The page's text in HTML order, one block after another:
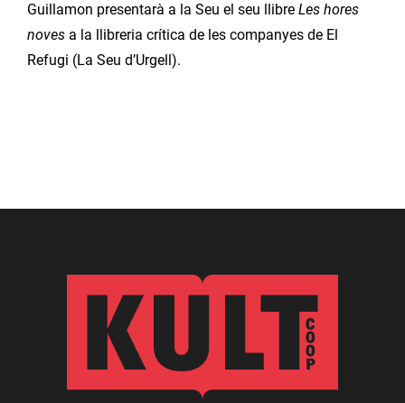
Guillamon presentarà a la Seu el seu llibre Les hores
noves a la llibreria crítica de les companyes de El
Refugi (La Seu d’Urgell).